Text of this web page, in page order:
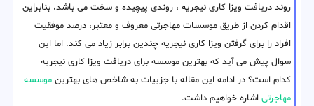
روند دریافت ویزا کاری نیجریه ، روندی پیچیده و سخت می باشد، بنابراین
اقدام کردن از طریق موسسات مهاجرتی معروف و معتبر، درصد موفقیت
افراد را برای گرفتن ویزا کاری نیجریه چندین برابر زیاد می کند. اما این
سوال پیش می آید که بهترین موسسه برای دریافت ویزا کاری نیجریه
کدام است؟ در ادامه این مقاله با جزییات به شاخص های بهترین موسسه
مهاجرتی اشاره خواهیم داشت.